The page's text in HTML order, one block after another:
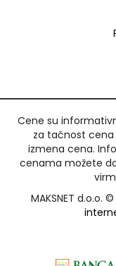
Cene su
za tačnost cena
izmena cena.
cenama možete
MAKSNET d.o.o.